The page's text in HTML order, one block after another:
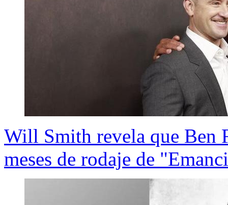
Will Smith revela que Ben
meses de rodaje de